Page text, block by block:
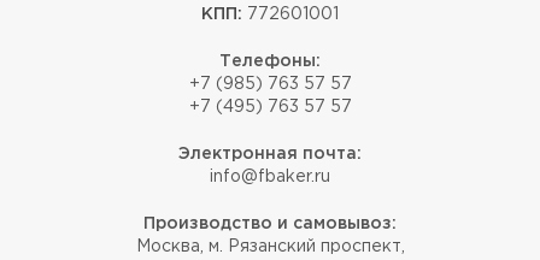
КПП: 772601001
Телефоны:
+7 (985) 763 57 57
+7 (495) 763 57 57
Электронная почта:
info@fbaker.ru
Производство и самовывоз:
Москва, м. Рязанский проспект,